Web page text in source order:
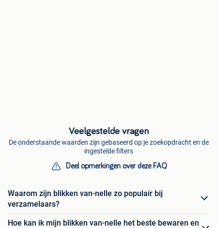
Veelgestelde vragen
De onderstaande waarden zijn gebaseerd op je zoekopdracht en de
ingestelde filters
Deel opmerkingen over deze FAQ
Waarom zijn blikken van-nelle zo populair bij
verzamelaars?
Hoe kan ik mijn blikken van-nelle het beste bewaren en